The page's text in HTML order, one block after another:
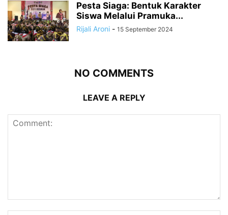
Pesta Siaga: Bentuk Karakter
Siswa Melalui Pramuka...
Rijali Aroni - 15 September 2024
NO COMMENTS
LEAVE A REPLY